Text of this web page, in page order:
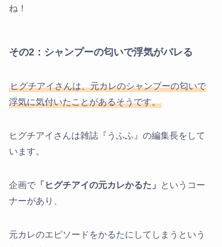
ね！
その2：シャンプーの匂いで浮気がバレる
ヒグチアイさんは、元カレのシャンプーの匂いで
浮気に気付いたことがあるそうです。
ヒグチアイさんは雑誌『うふふ』の編集長をして
います。
企画で「ヒグチアイの元カレかるた」
というコー
ナーがあり、
元カレのエピソードをかるたにしてしまうという